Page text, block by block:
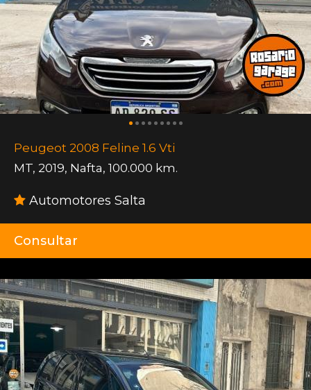
Peugeot 2008 Feline 1.6 Vti
MT, 2019, Nafta, 100.000 km.
Automotores Salta
Consultar